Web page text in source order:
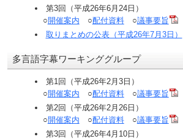
第3回（平成26年6月24日）
○開催案内 ○配付資料○議事要旨
取りまとめの公表（平成26年7月3日）
多言語字幕ワーキンググループ
第1回（平成26年2月3日）
○開催案内 ○配付資料○議事要旨
第2回（平成26年2月26日）
○開催案内 ○配付資料○議事要旨
第3回（平成26年4月10日）